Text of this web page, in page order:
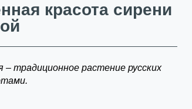
красота сирени
– традиционное растение русских